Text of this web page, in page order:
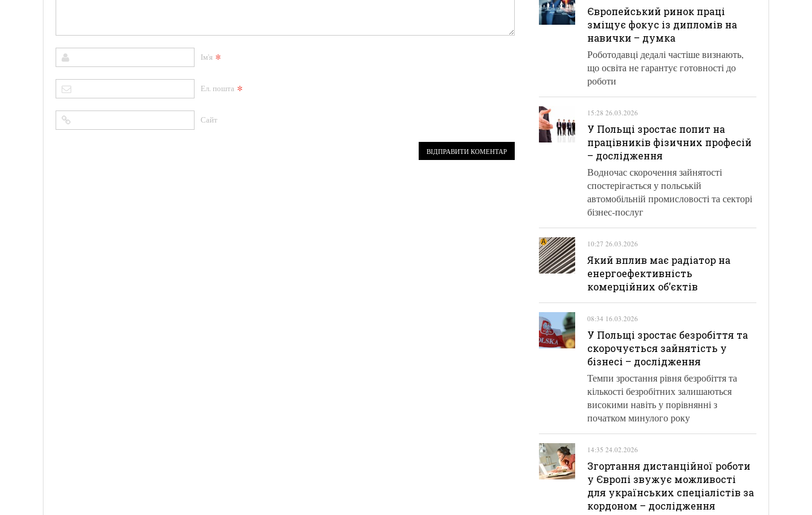
Ім'я *
Ел. пошта *
Сайт
Європейський ринок праці
зміщує фокус із дипломів на
навички – думка
Роботодавці дедалі частіше визнають,
що освіта не гарантує готовності до
роботи
15:28 26.03.2026
У Польщі зростає попит на
працівників фізичних професій
– дослідження
Водночас скорочення зайнятості
спостерігається у польській
автомобільній промисловості та секторі
бізнес-послуг
10:27 26.03.2026
Який вплив має радіатор на
енергоефективність
комерційних об’єктів
08:34 16.03.2026
У Польщі зростає безробіття та
скорочується зайнятість у
бізнесі – дослідження
Темпи зростання рівня безробіття та
кількості безробітних залишаються
високими навіть у порівнянні з
початком минулого року
14:35 24.02.2026
Згортання дистанційної роботи
у Європі звужує можливості
для українських спеціалістів за
кордоном – дослідження